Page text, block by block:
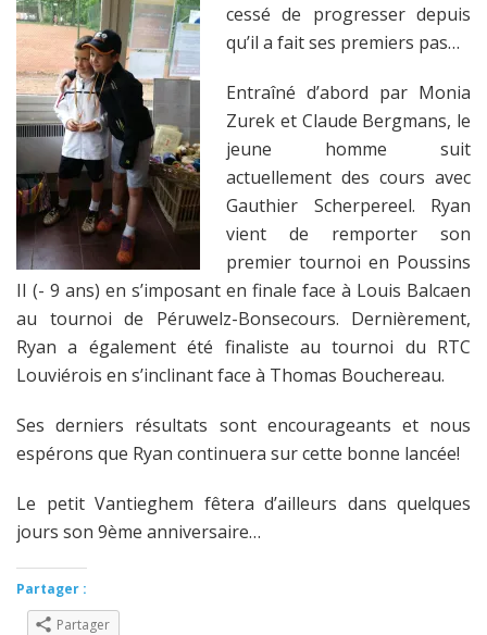
cessé de progresser depuis
qu’il a fait ses premiers pas…
Entraîné d’abord par Monia
Zurek et Claude Bergmans, le
jeune homme suit
actuellement des cours avec
Gauthier Scherpereel. Ryan
vient de remporter son
premier tournoi en Poussins
II (- 9 ans) en s’imposant en finale face à Louis Balcaen
au tournoi de Péruwelz-Bonsecours. Dernièrement,
Ryan a également été finaliste au tournoi du RTC
Louviérois en s’inclinant face à Thomas Bouchereau.
Ses derniers résultats sont encourageants et nous
espérons que Ryan continuera sur cette bonne lancée!
Le petit Vantieghem fêtera d’ailleurs dans quelques
jours son 9ème anniversaire…
Partager :
Partager